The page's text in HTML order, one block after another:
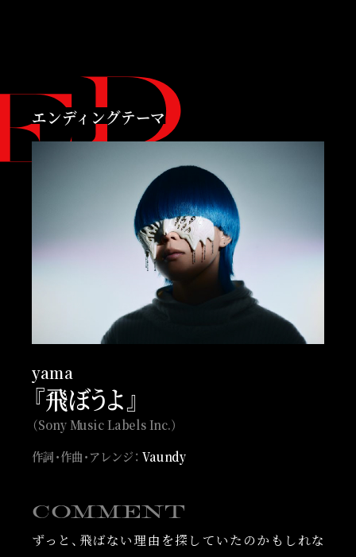
エンディングテーマ
yama
『飛ぼうよ』
（Sony Music Labels Inc.）
作詞・作曲・アレンジ： Vaundy
COMMENT
ずっと、飛ばない理由を探していたのかもしれな